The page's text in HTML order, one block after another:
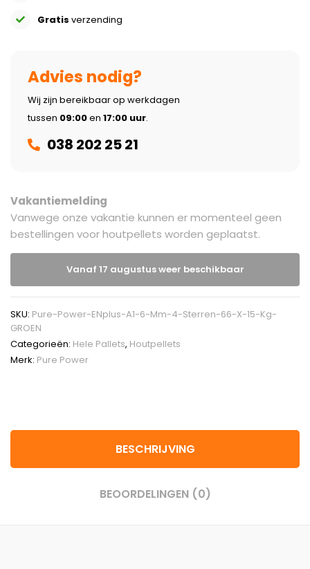
Gratis verzending
Advies nodig?
Wij zijn bereikbaar op werkdagen
tussen 09:00en 17:00 uur.
038 202 25 21
Vakantiemelding
Vanwege onze vakantie kunnen er momenteel geen
bestellingen voor houtpellets worden geplaatst.
Vanaf 17 augustus weer beschikbaar
SKU: Pure-Power-ENplus-A1-6-Mm-4-Sterren-66-X-15-Kg-
GROEN
Categorieën: Hele Pallets, Houtpellets
Merk: Pure Power
BESCHRIJVING
BEOORDELINGEN (0)